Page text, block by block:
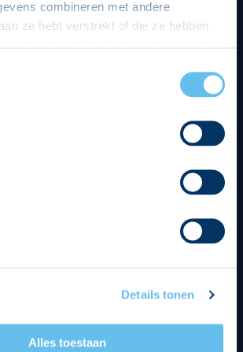
combineren met andere
ze hebt verstrekt of die ze hebben
wijze. Je kunt je toestemming
en cookieverklaring pagina.
Details tonen
Alles toestaan